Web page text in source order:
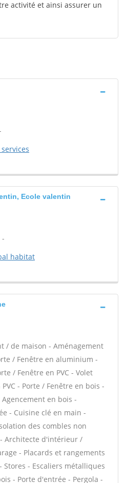
activité et ainsi assurer un
services
Ecole valentin
-
habitat
/ de maison - Aménagement
/ Fenêtre en aluminium -
/ Fenêtre en PVC - Volet
- Porte / Fenêtre en bois -
en bois -
- Cuisine clé en main -
des combles non
Architecte d'intérieur /
- Placards et rangements
- Escaliers métalliques
- Porte d'entrée - Pergola -